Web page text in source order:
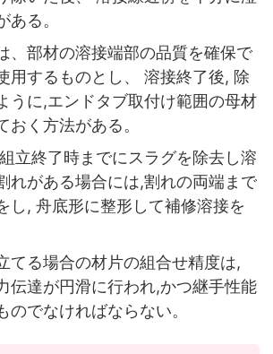
ある。
、部材の溶接端部の品質を確保で
用するものとし、 溶接終了後, 除
うに,エンドタブ取付け範囲の母材
おく方法がある。
立終了時までにスラグを除去し溶
れがある場合には,割れの両端まで
し, 舟底形に整形して補修溶接を
てる場合の材片の組合せ精度は,
伝達が円滑に行われ,かつ継手性能
のでなければならない。